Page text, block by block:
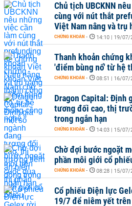
Chủ tịch UBCKNN
cùng với nút thắt
Việt Nam nâng và trụ
CHỨNG KHOÁN - 14:10 | 19/07/
Thanh khoản chứng
'điểm bùng nổ' từ hệ
CHỨNG KHOÁN - 08:51 | 16/07/
Dragon Capital: Định
tương đối cao, thị
trong ngắn hạn
CHỨNG KHOÁN - 14:03 | 15/07/
Chờ đợi bước ngoặt
phần môi giới cổ
CHỨNG KHOÁN - 08:28 | 15/07/
Cổ phiếu Điện lực
19/7 để niêm yết trên